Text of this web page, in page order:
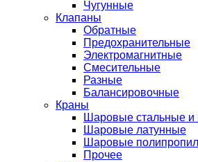
Чугунные
Клапаны
Обратные
Предохранительные
Электромагнитные
Смесительные
Разные
Балансировочные
Краны
Шаровые стальные
Шаровые латунные
Шаровые
Прочее